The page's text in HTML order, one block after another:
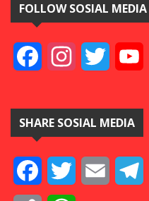
FOLLOW SOSIAL MEDIA
FacebookInstagramTwitter
SHARE SOSIAL MEDIA
FacebookTwitter Email